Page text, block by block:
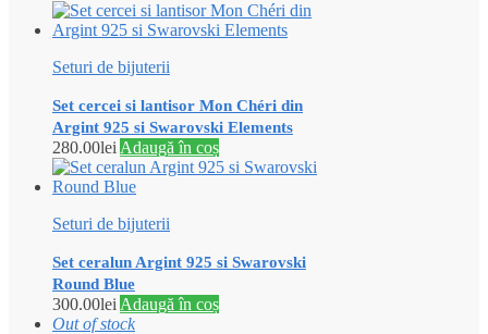
Seturi de bijuterii
Set cercei si lantisor Mon Chéri din
Argint 925 si Swarovski Elements
280.00lei Adaugă în coș
Seturi de bijuterii
Set ceralun Argint 925 si Swarovski
Round Blue
300.00lei Adaugă în coș
Out of stock